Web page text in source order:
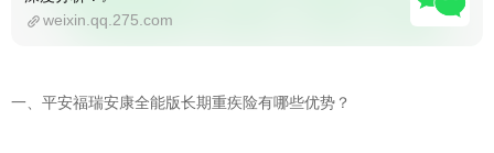
weixin.qq.275.com
一、平安福瑞安康全能版长期重疾险有哪些优势？